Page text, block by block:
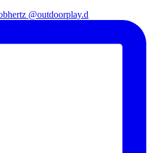
@outdoorplay.d